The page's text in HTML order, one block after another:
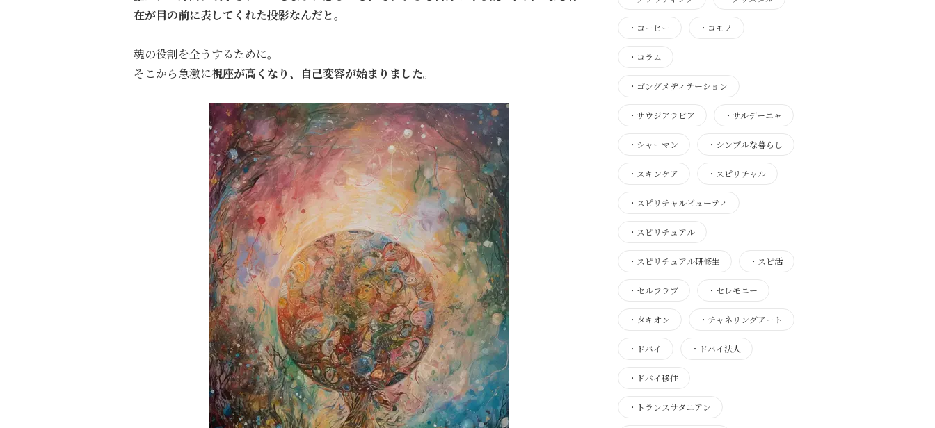
在が目の前に表してくれた投影なんだと。
魂の役割を全うするために。
そこから急激に視座が高くなり、自己変容が始まりました。
・ コーヒー ・ コモノ
・ コラム
・ ゴングメディテーション
・ サウジアラビア ・ サルデーニャ
・ シャーマン ・ シンプルな暮らし
・ スキンケア ・ スピリチャル
・ スピリチャルビューティ
・ スピリチュアル
・ スピリチュアル研修生 ・ スピ活
・ セルフラブ ・ セレモニー
・ タキオン ・ チャネリングアート
・ ドバイ ・ ドバイ法人
・ ドバイ移住
・ トランスサタニアン